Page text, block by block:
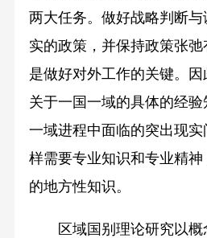
两大任务。做好战略判断
实的政策，并保持政策张弛
是做好对外工作的关键。
关于一国一域的具体的经
一域进程中面临的突出现实
样需要专业知识和专业精
的地方性知识。
区域国别理论研究以概